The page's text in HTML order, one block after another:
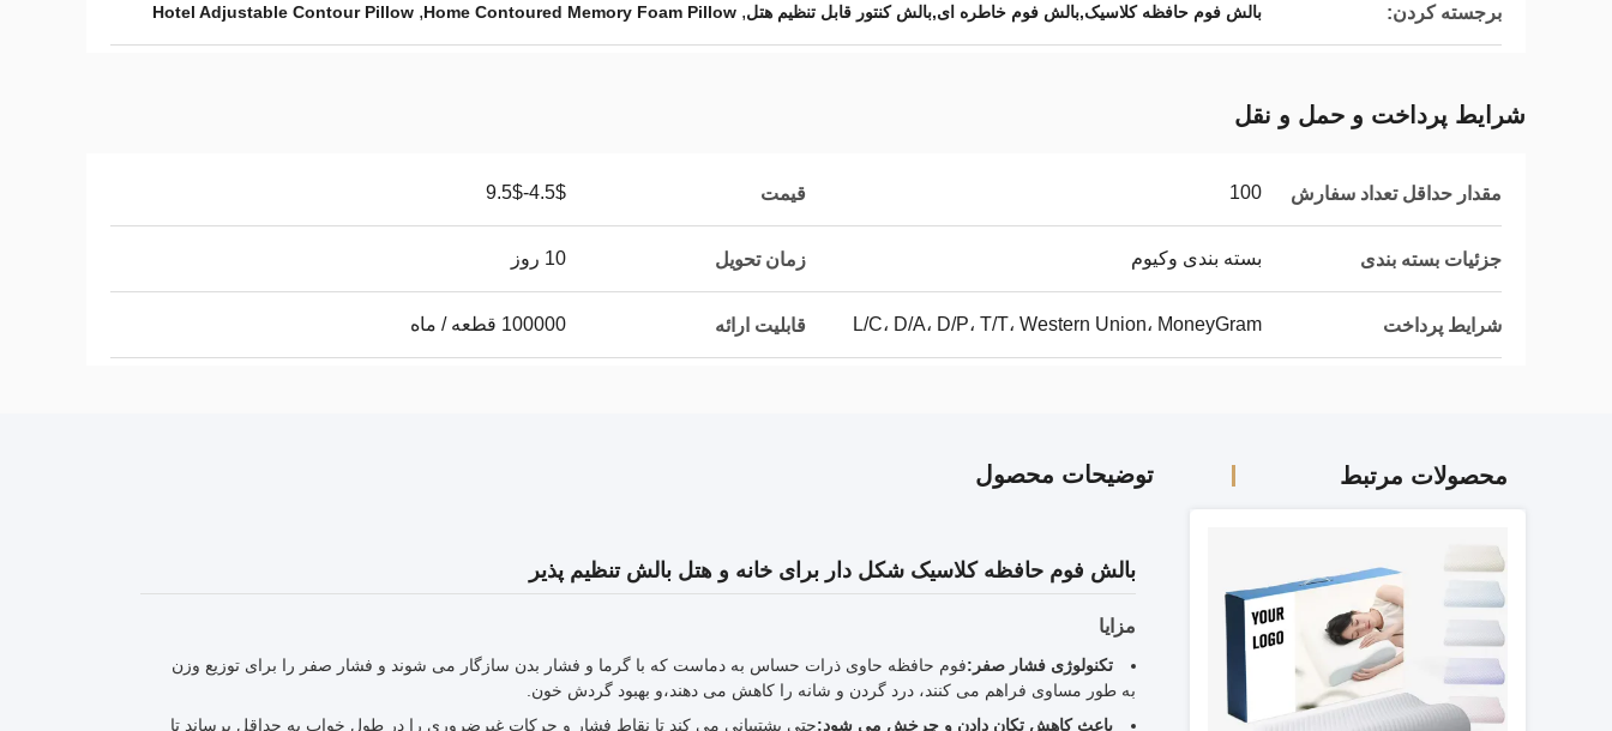
برجسته کردن: بالش فوم حافظه کلاسیک,بالش فوم خاطره ای,بالش کنتور قابل تنظیم هتل,
Home Contoured Memory Foam Pillow
,
Hotel Adjustable Contour Pillow
شرایط پرداخت و حمل و نقل
مقدار حداقل تعداد سفارش 100 قیمت 4.5$-9.5$
جزئیات بسته بندی بسته بندی وکیوم زمان تحویل 10 روز
شرایط پرداخت L/C، D/A، D/P، T/T، Western Union، MoneyGram قابلیت ارائه 100000 قطعه / ماه
محصولات مرتبط توضیحات محصول
بالش فوم حافظه کلاسیک شکل دار برای خانه و هتل بالش تنظیم پذیر
مزایا
تکنولوژی فشار صفر:فوم حافظه حاوی ذرات حساس به دماست که با گرما و فشار بدن سازگار می شوند و فشار صفر را برای توزیع وزن
به طور مساوی فراهم می کنند، درد گردن و شانه را کاهش می دهند،و بهبود گردش خون.
باعث کاهش تکان دادن و چرخش می شود:حتی پشتیبانی می کند تا نقاط فشار و حرکات غیرضروری را در طول خواب به حداقل برساند تا